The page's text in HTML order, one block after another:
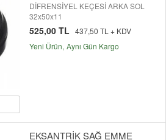
DİFRENSİYEL KEÇESİ ARKA SOL
32x50x11
525,00 TL 437,50 TL + KDV
Yeni Ürün Aynı Gün Kargo
EKSANTRİK SAĞ EMME